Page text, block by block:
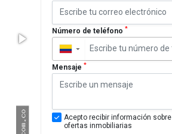
Número de teléfono *
▼
Mensaje *
Acepto recibir información sobre
ofertas inmobiliarias